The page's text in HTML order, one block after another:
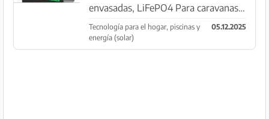
envasadas, LiFePO4 Para caravanas,
campers, tiny houses, barcos Solo en
Mallorca Entrega gratuita Conexión
posible Garantía
Tecnología para el hogar, piscinas y
energía (solar)
05.12.2025